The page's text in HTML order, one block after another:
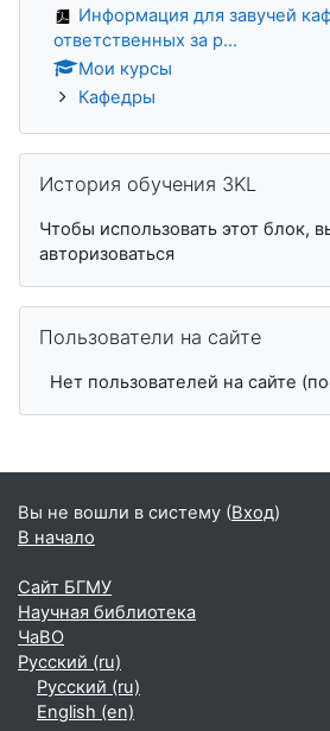
Информация для завучей
ответственных за р...
Мои курсы
Кафедры
История обучения 3KL
Чтобы использовать этот блок,
авторизоваться
Пользователи на сайте
Нет пользователей на сайте
Вы не вошли в систему (Вход)
В начало
Сайт БГМУ
Научная библиотека
ЧаВО
Русский ‎(ru)‎
Русский ‎(ru)‎
English ‎(en)‎